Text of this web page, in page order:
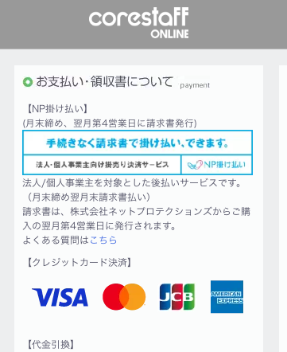
【NP掛け払い】
(月末締め、翌月第4営業日に請求書発行)
法人/個人事業主を対象とした後払いサービスです。
（月末締め翌月末請求書払い）
請求書は、株式会社ネットプロテクションズからご購
入の翌月第4営業日に発行されます。
よくある質問は こちら
【クレジットカード決済】
【代金引換】